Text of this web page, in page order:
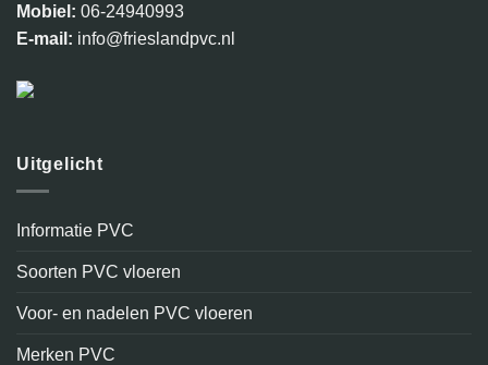
Mobiel: 06-24940993
E-mail: info@frieslandpvc.nl
Uitgelicht
Informatie PVC
Soorten PVC vloeren
Voor- en nadelen PVC vloeren
Merken PVC